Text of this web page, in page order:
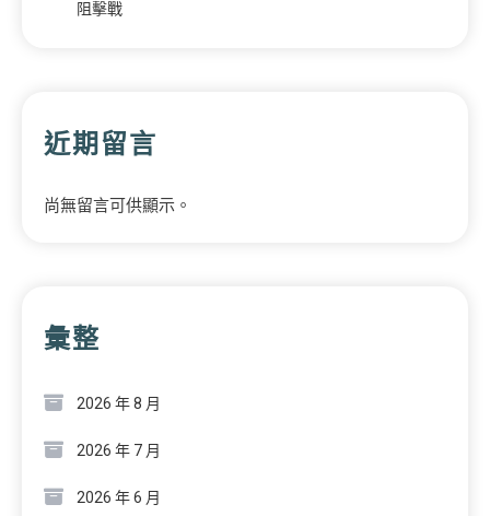
阻擊戰
近期留言
尚無留言可供顯示。
彙整
2026 年 8 月
2026 年 7 月
2026 年 6 月